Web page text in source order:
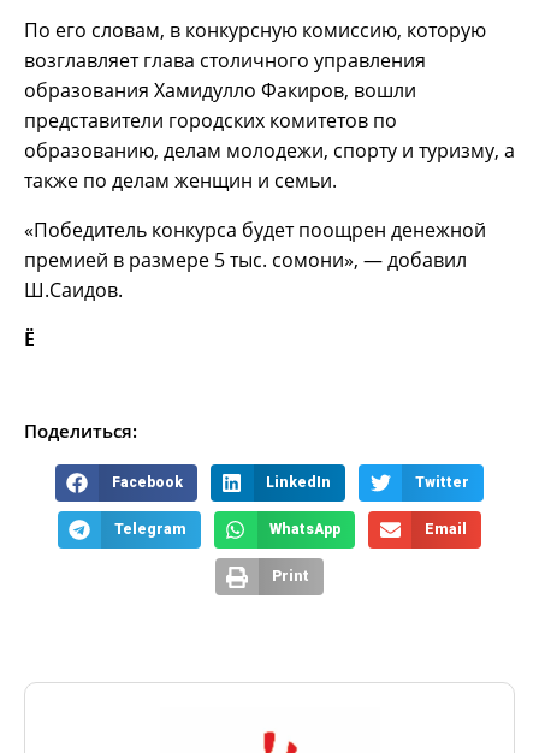
По его словам, в конкурсную комиссию, которую
возглавляет глава столичного управления
образования Хамидулло Факиров, вошли
представители городских комитетов по
образованию, делам молодежи, спорту и туризму, а
также по делам женщин и семьи.
«Победитель конкурса будет поощрен денежной
премией в размере 5 тыс. сомони», — добавил
Ш.Саидов.
Ё
Поделиться:
Facebook LinkedIn Twitter
Telegram WhatsApp Email
Print